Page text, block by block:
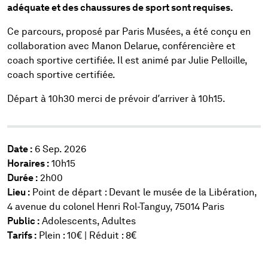
adéquate et des chaussures de sport sont requises.
Ce parcours, proposé par Paris Musées, a été conçu en
collaboration avec Manon Delarue, conférencière et
coach sportive certifiée. Il est animé par Julie Pelloille,
coach sportive certifiée.
Départ à 10h30 merci de prévoir d’arriver à 10h15.
Date : 6 Sep. 2026
Horaires : 10h15
Durée : 2h00
Lieu : Point de départ : Devant le musée de la Libération,
4 avenue du colonel Henri Rol-Tanguy, 75014 Paris
Public : Adolescents, Adultes
Tarifs : Plein : 10€ | Réduit : 8€